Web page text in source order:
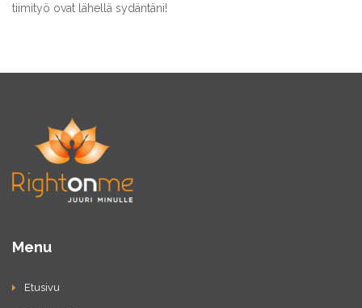
tiimityö ovat lähellä sydäntäni!
Menu
Etusivu